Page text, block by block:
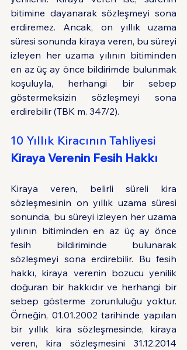
bitimine dayanarak sözleşmeyi sona
erdiremez. Ancak, on yıllık uzama
süresi sonunda kiraya veren, bu süreyi
izleyen her uzama yılının bitiminden
en az üç ay önce bildirimde bulunmak
koşuluyla, herhangi bir sebep
göstermeksizin sözleşmeyi sona
erdirebilir (TBK m. 347/2).
10 Yıllık Kiracının Tahliyesi
Kiraya Verenin Fesih Hakkı
Kiraya veren, belirli süreli kira
sözleşmesinin on yıllık uzama süresi
sonunda, bu süreyi izleyen her uzama
yılının bitiminden en az üç ay önce
fesih bildiriminde bulunarak
sözleşmeyi sona erdirebilir. Bu fesih
hakkı, kiraya verenin bozucu yenilik
doğuran bir hakkıdır ve herhangi bir
sebep gösterme zorunluluğu yoktur.
Örneğin, 01.01.2002 tarihinde yapılan
bir yıllık kira sözleşmesinde, kiraya
veren, kira sözleşmesini 31.12.2014